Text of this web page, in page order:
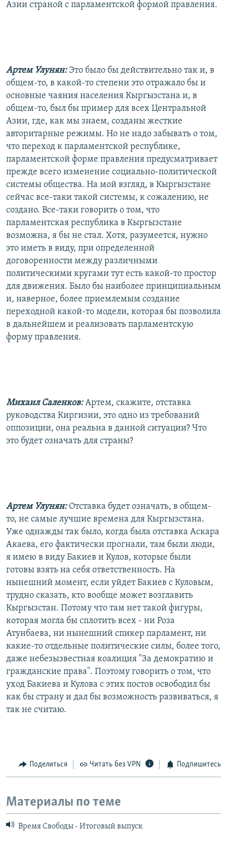
Азии страной с парламентской формой правления.
Артем Улунян: Это было бы действительно так и, в
общем-то, в какой-то степени это отражало бы и
основные чаяния населения Кыргызстана и, в
общем-то, был бы пример для всех Центральной
Азии, где, как мы знаем, созданы жесткие
авторитарные режимы. Но не надо забывать о том,
что переход к парламентской республике,
парламентской форме правления предусматривает
прежде всего изменение социально-политической
системы общества. На мой взгляд, в Кыргызстане
сейчас все-таки такой системы, к сожалению, не
создано. Все-таки говорить о том, что
парламентская республика в Кыргызстане
возможна, я бы не стал. Хотя, разумеется, нужно
это иметь в виду, при определенной
договоренности между различными
политическими кругами тут есть какой-то простор
для движения. Было бы наиболее принципиальным
и, наверное, более приемлемым создание
переходной какой-то модели, которая бы позволила
в дальнейшем и реализовать парламентскую
форму правления.
Михаил Саленков: Артем, скажите, отставка
руководства Киргизии, это одно из требований
оппозиции, она реальна в данной ситуации? Что
это будет означать для страны?
Артем Улунян: Отставка будет означать, в общем-
то, не самые лучшие времена для Кыргызстана.
Уже однажды так было, когда была отставка Аскара
Акаева, его фактически прогнали, там были люди,
я имею в виду Бакиев и Кулов, которые были
готовы взять на себя ответственность. На
нынешний момент, если уйдет Бакиев с Куловым,
трудно сказать, кто вообще может возглавить
Кыргызстан. Потому что там нет такой фигуры,
которая могла бы сплотить всех - ни Роза
Атунбаева, ни нынешний спикер парламент, ни
какие-то отдельные политические силы, более того,
даже небезызвестная коалиция "За демократию и
гражданские права". Поэтому говорить о том, что
уход Бакиева и Кулова с этих постов освободил бы
как бы страну и дал бы возможность развиваться, я
так не считаю.
Поделиться Читать без VPN Подпишитесь
Материалы по теме
Время Свободы - Итоговый выпуск